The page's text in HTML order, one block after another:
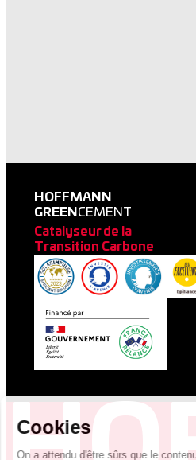
HOFFMANN
GREEN CEMENT
Catalyseur de la
Transition Carbone